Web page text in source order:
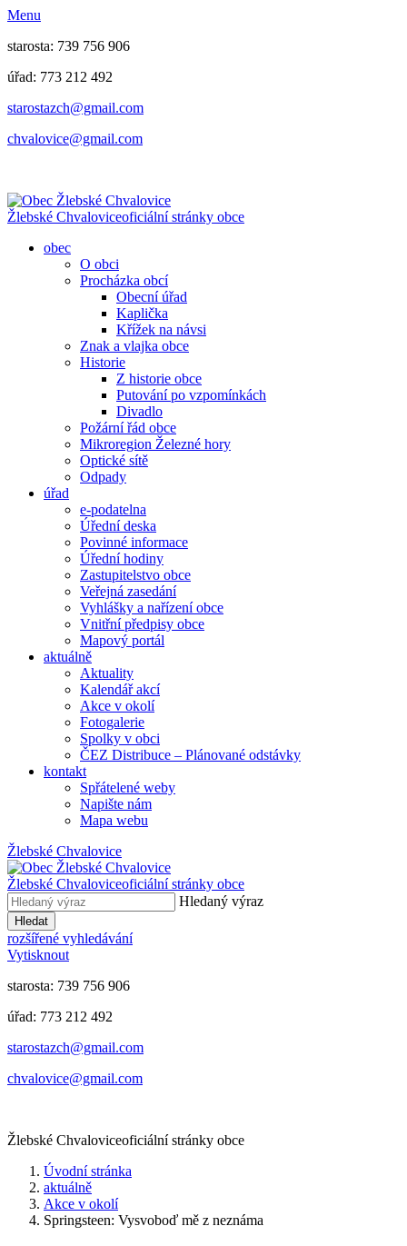
Menu
starosta: 739 756 906
úřad: 773 212 492
​​​​starostazch@gmail.com
​​​​chvalovice@gmail.com
Žlebské Chvaloviceoficiální stránky obce
obec
O obci
Procházka obcí
Obecní úřad
Kaplička
Křížek na návsi
Znak a vlajka obce
Historie
Z historie obce
Putování po vzpomínkách
Divadlo
Požární řád obce
Mikroregion Železné hory
Optické sítě
Odpady
úřad
e-podatelna
Úřední deska
Povinné informace
Úřední hodiny
Zastupitelstvo obce
Veřejná zasedání
Vyhlášky a nařízení obce
Vnitřní předpisy obce
Mapový portál
aktuálně
Aktuality
Kalendář akcí
Akce v okolí
Fotogalerie
Spolky v obci
ČEZ Distribuce – Plánované odstávky
kontakt
Spřátelené weby
Napište nám
Mapa webu
Žlebské Chvalovice
Žlebské Chvaloviceoficiální stránky obce
Hledaný výraz
Hledat
rozšířené vyhledávání
Vytisknout
starosta: 739 756 906
úřad: 773 212 492
​​​​starostazch@gmail.com
​​​​chvalovice@gmail.com
Žlebské Chvaloviceoficiální stránky obce
Úvodní stránka
aktuálně
Akce v okolí
Springsteen: Vysvoboď mě z neznáma